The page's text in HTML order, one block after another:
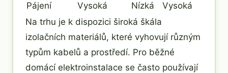
Pájení
Vysoká Nízká
Vysoká
Na trhu je k dispozici široká škála
izolačních materiálů, které vyhovují různým
typům kabelů a prostředí. Pro běžné
domácí elektroinstalace se často používají